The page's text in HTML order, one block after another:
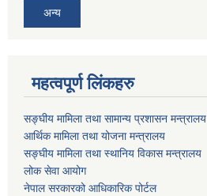
अन्य
महत्वपूर्ण लिंकहरु
सङ्घीय मामिला तथा सामान्य प्रशासन मन्त्रालय
आर्थिक मामिला तथा योजना मन्त्रालय
सङ्घीय मामिला तथा स्थानिय विकास मन्त्रालय
लोक सेवा आयोग
नेपाल सरकारको आधिकारिक पोर्टल